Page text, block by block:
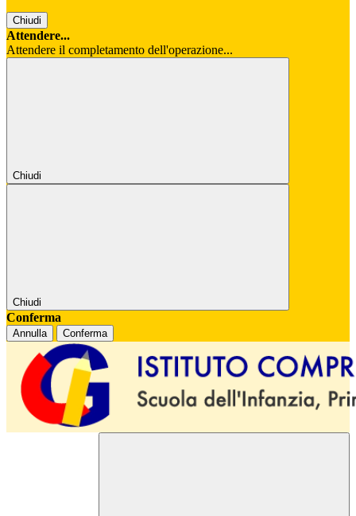
Chiudi
Attendere...
Attendere il completamento dell'operazione...
Chiudi
Chiudi
Conferma
Annulla Conferma